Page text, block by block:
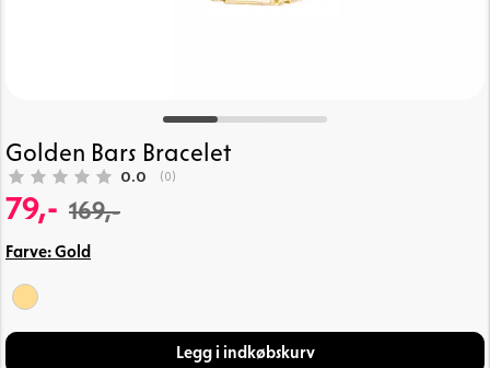
Golden Bars Bracelet
Gennemsnitlig vurdering:
0.0 (stemmer:
0)
79,- 169,-
Farve:Gold
Legg i indkøbskurv